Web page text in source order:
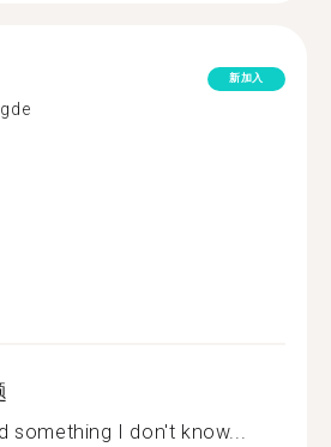
新加入
something I don't know...